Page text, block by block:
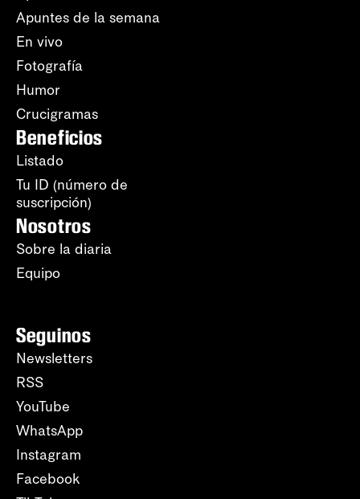
Apuntes de la semana
En vivo
Fotografía
Humor
Crucigramas
Beneficios
Listado
Tu ID (número de
suscripción)
Nosotros
Sobre la diaria
Equipo
Seguinos
Newsletters
RSS
YouTube
WhatsApp
Instagram
Facebook